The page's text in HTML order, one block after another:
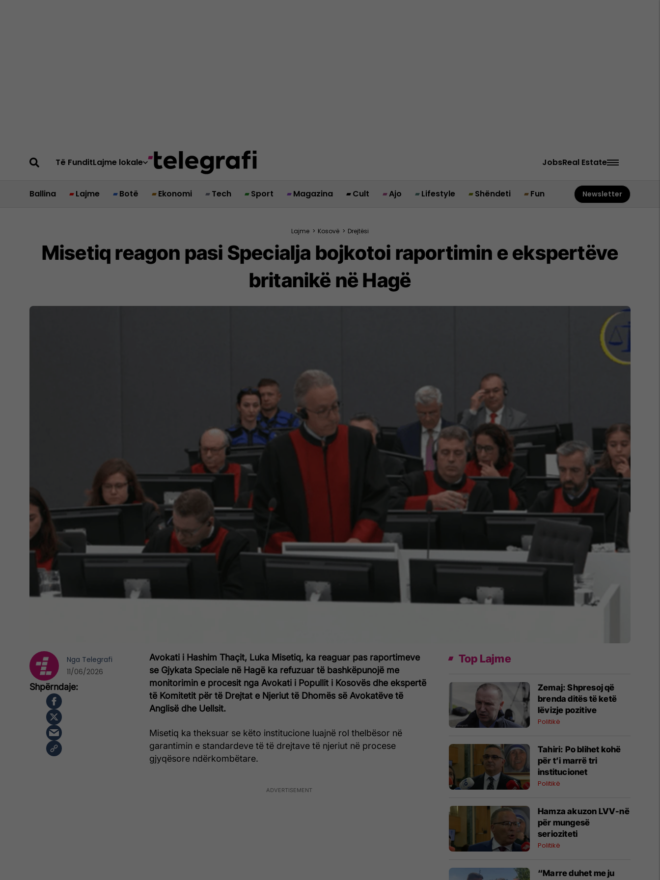
Të FunditLajme lokale JobsReal Estate
Ballina Lajme Botë Ekonomi Tech Sport Magazina Cult Ajo Lifestyle Shëndeti Fun Newsletter
Lajme > Kosovë > Drejtësi
Misetiq reagon pasi Specialja bojkotoi raportimin e ekspertëve
britanikë në Hagë
Avokati i Hashim Thaçit, Luka Misetiq, ka reaguar pas raportimeve
se Gjykata Speciale në Hagë ka refuzuar të bashkëpunojë me
monitorimin e procesit nga Avokati i Popullit i Kosovës dhe ekspertë
të Komitetit për të Drejtat e Njeriut të Dhomës së Avokatëve të
Anglisë dhe Uellsit.
Misetiq ka theksuar se këto institucione luajnë rol thelbësor në
garantimin e standardeve të të drejtave të njeriut në procese
gjyqësore ndërkombëtare.
Nga Telegrafi
11/06/2026
Top Lajme
Zemaj: Shpresoj që
brenda ditës të ketë
lëvizje pozitive
Politikë
Tahiri: Po blihet kohë
për t’i marrë tri
institucionet
Politikë
Hamza akuzon LVV-në
për mungesë
serioziteti
Politikë
“Marre duhet me ju